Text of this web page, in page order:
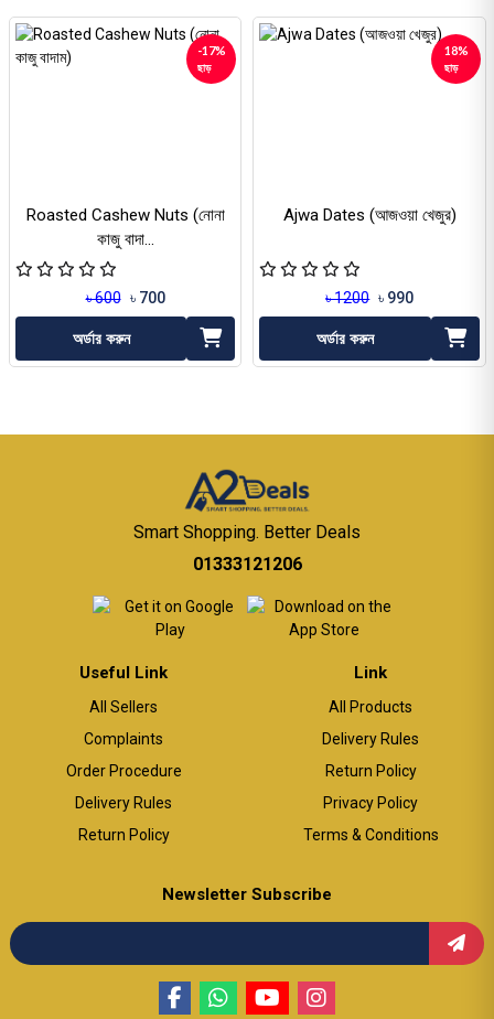
-17%
ছাড়
Roasted Cashew Nuts (নোনা
কাজু বাদা...
৳ 600 ৳ 700
অর্ডার করুন
18%
ছাড়
Ajwa Dates (আজওয়া খেজুর)
৳ 1200 ৳ 990
অর্ডার করুন
Smart Shopping. Better Deals
01333121206
Useful Link
All Sellers
Complaints
Order Procedure
Delivery Rules
Return Policy
Link
All Products
Delivery Rules
Return Policy
Privacy Policy
Terms & Conditions
Newsletter Subscribe